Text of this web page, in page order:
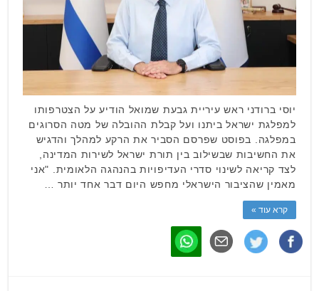
יוסי ברודני ראש עיריית גבעת שמואל הודיע על הצטרפותו
למפלגת ישראל ביתנו ועל קבלת ההובלה של מטה הסרוגים
במפלגה. בפוסט שפרסם הסביר את הרקע למהלך והדגיש
את החשיבות שבשילוב בין תורת ישראל לשירות המדינה,
לצד קריאה לשינוי סדרי העדיפויות בהנהגה הלאומית. "אני
מאמין שהציבור הישראלי מחפש היום דבר אחד יותר …
קרא עוד »